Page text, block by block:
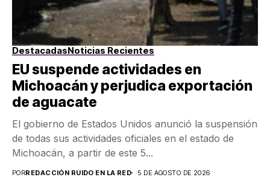
DestacadasNoticias Recientes
EU suspende actividades en
Michoacán y perjudica exportación
de aguacate
El gobierno de Estados Unidos anunció la suspensión
de todas sus actividades oficiales en el estado de
Michoacán, a partir de este 5...
PORREDACCIÓN RUIDO EN LA RED 5 DE AGOSTO DE 2026